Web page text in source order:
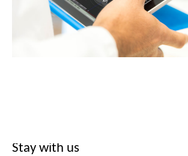
Stay with us